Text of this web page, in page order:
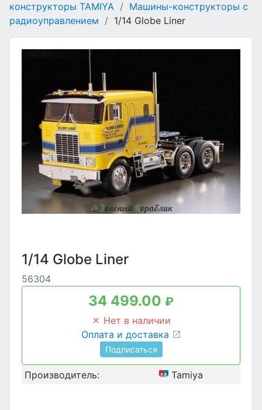
конструкторы TAMIYA / Машины-конструкторы с
радиоуправлением / 1/14 Globe Liner
1/14 Globe Liner
56304
34 499.00 ₽
Нет в наличии
Оплата и доставка
Подписаться
Производитель: Tamiya